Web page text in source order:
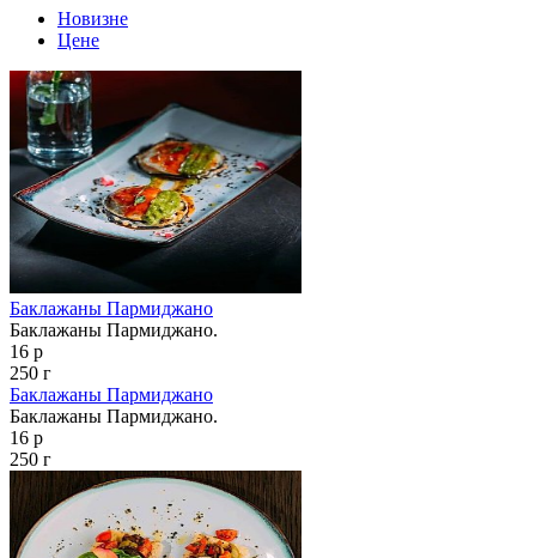
Новизне
Цене
Баклажаны Пармиджано
Баклажаны Пармиджано.
16 р
250 г
Баклажаны Пармиджано
Баклажаны Пармиджано.
16 р
250 г